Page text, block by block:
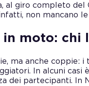
al giro completo del
non mancano
in moto: chi
ma anche coppie:
In alcuni casi
dei partecipanti.